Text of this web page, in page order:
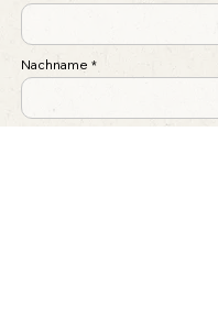
Nachname